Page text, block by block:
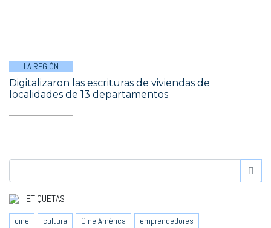
LA REGIÓN
Digitalizaron las escrituras de viviendas de
localidades de 13 departamentos
ETIQUETAS
cine cultura Cine América
emprendedores